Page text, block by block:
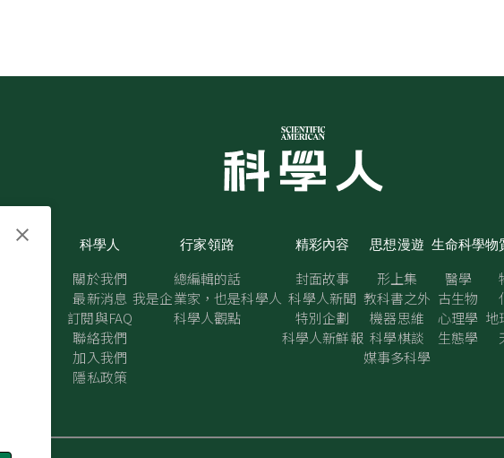
科學人
關於我們
最新消息
訂閱與FAQ
聯絡我們
加入我們
隱私政策
行家領路
總編輯的話
我是企業家，也是科學人
科學人觀點
精彩內容
封面故事
科學人新聞
特別企劃
科學人新鮮報
思想漫遊
形上集
教科書之外
機器思維
科學棋談
媒事多科學
生命科學
醫學
古生物
心理學
生態學
物
地